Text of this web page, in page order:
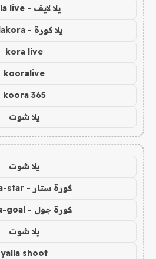
يلا لايف - yalla live
يلا كورة - yallakora
kora live
kooralive
koora 365
يلا شوت
يلا شوت
كورة ستار - koora-star
كورة جول - koora-goal
يلا شوت
yalla shoot